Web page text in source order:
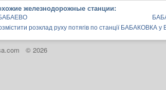
железнодорожные станции:
розклад руху потягів по станції БАБАКОВКА у
© 2026